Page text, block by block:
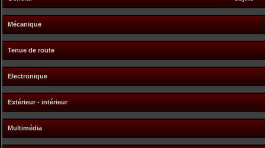
Mécanique
Tenue de route
Electronique
Extérieur - intérieur
Multimédia